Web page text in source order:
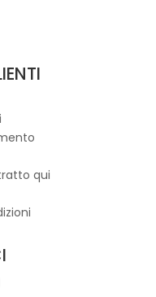
qui